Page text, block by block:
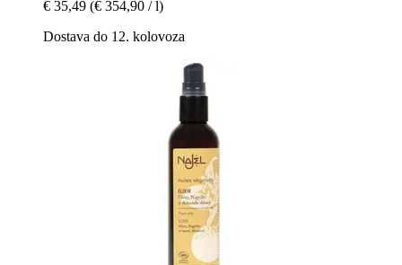
€ 35,49 (€ 354,90 / l)
Dostava do 12. kolovoza